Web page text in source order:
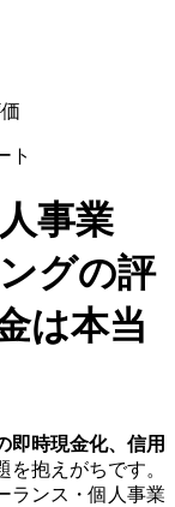
ト
事業
グの評
は本当
即時現金化、信用
を抱えがちです。
ランス・個人事業